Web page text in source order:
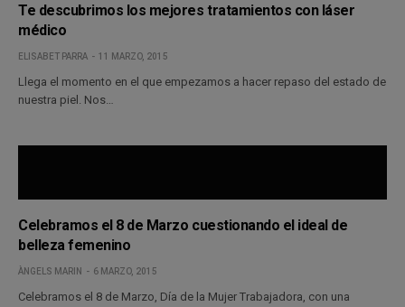
Te descubrimos los mejores tratamientos con láser
médico
ELISABET PARRA 11 MARZO, 2015
Llega el momento en el que empezamos a hacer repaso del estado de
nuestra piel. Nos…
Celebramos el 8 de Marzo cuestionando el ideal de
belleza femenino
ÀNGELS MARIN 6 MARZO, 2015
Celebramos el 8 de Marzo, Día de la Mujer Trabajadora, con una